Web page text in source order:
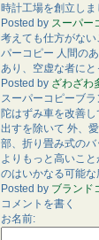
時計工場を創立し
Posted by スーパー
考えても仕方がな
パーコピー 人間の
あり、空虚な者に
Posted by ざわざわ
スーパーコピーブ
陀はずみ車を改善
出すを除いて 外、
部、折り畳み式の
よりもっと高いこ
のはいかなる可能
Posted by ブランド
コメントを書く
お名前: